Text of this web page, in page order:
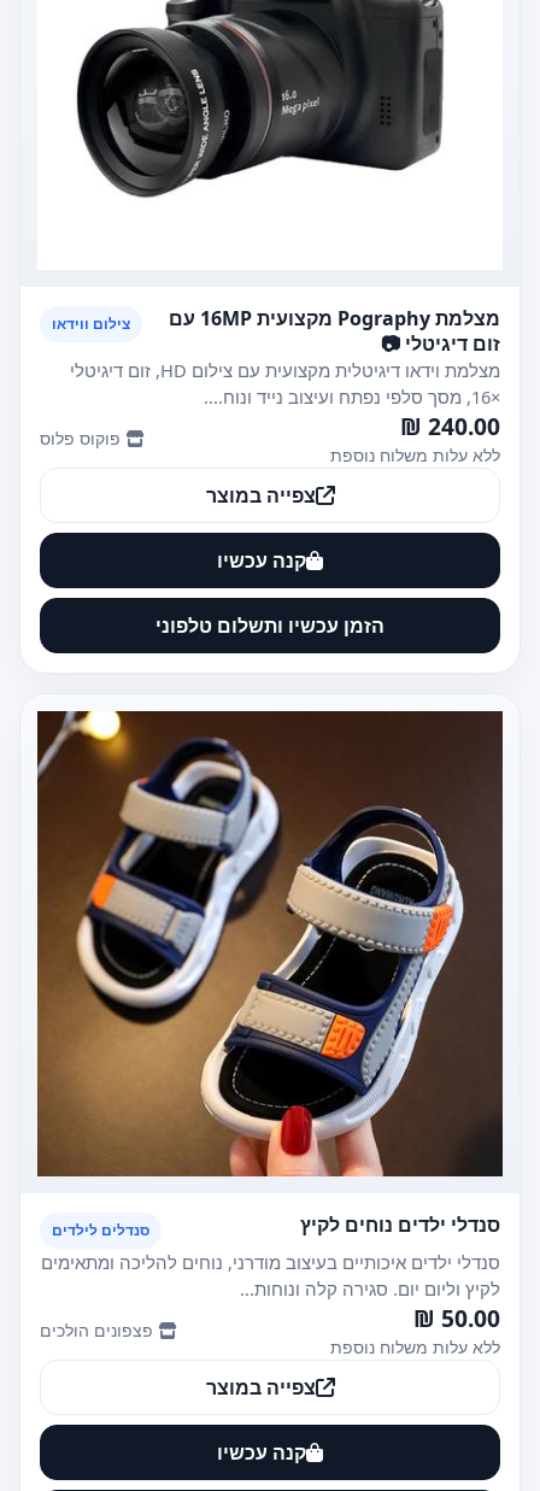
מצלמת Pography מקצועית 16MP עם
זום דיגיטלי 📷
צילום ווידאו
מצלמת וידאו דיגיטלית מקצועית עם צילום HD, זום דיגיטלי
×16, מסך סלפי נפתח ועיצוב נייד ונוח....
240.00 ₪
ללא עלות משלוח נוספת
פוקוס פלוס
צפייה במוצר
קנה עכשיו
הזמן עכשיו ותשלום טלפוני
סנדלי ילדים נוחים לקיץ סנדלים לילדים
סנדלי ילדים איכותיים בעיצוב מודרני, נוחים להליכה ומתאימים
לקיץ וליום יום. סגירה קלה ונוחות...
50.00 ₪
ללא עלות משלוח נוספת
פצפונים הולכים
צפייה במוצר
קנה עכשיו